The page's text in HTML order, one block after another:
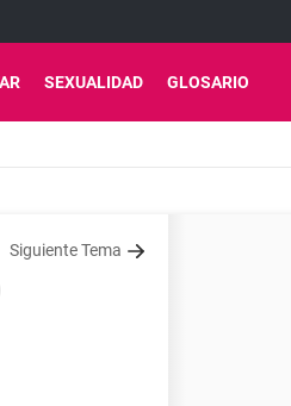
SEXUALIDAD GLOSARIO
Siguiente Tema